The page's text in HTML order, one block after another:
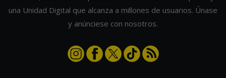
una Unidad Digital que alcanza a millones de usuarios. Únase
y anúnciese con nosotros.